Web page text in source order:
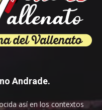
Andrade.
así en los contextos